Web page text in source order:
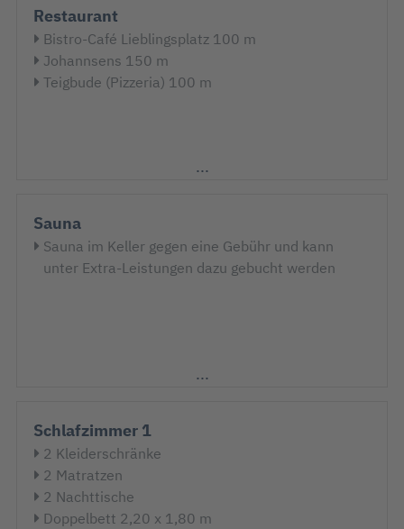
Restaurant
Bistro-Café Lieblingsplatz 100 m
Johannsens 150 m
Teigbude (Pizzeria) 100 m
Sauna
Sauna im Keller gegen eine Gebühr und kann
unter Extra-Leistungen dazu gebucht werden
Schlafzimmer 1
2 Kleiderschränke
2 Matratzen
2 Nachttische
Doppelbett 2,20 x 1,80 m